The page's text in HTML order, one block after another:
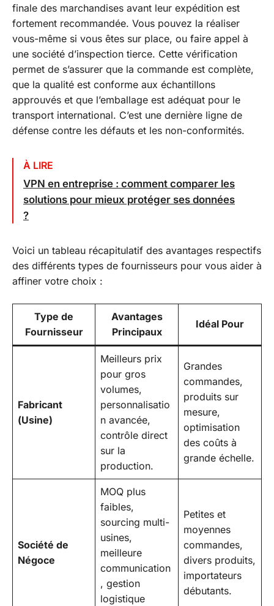
finale des marchandises avant leur expédition est
fortement recommandée. Vous pouvez la réaliser
vous-même si vous êtes sur place, ou faire appel à
une société d’inspection tierce. Cette vérification
permet de s’assurer que la commande est complète,
que la qualité est conforme aux échantillons
approuvés et que l’emballage est adéquat pour le
transport international. C’est une dernière ligne de
défense contre les défauts et les non-conformités.
À LIRE
VPN en entreprise : comment comparer les
solutions pour mieux protéger ses données
?
Voici un tableau récapitulatif des avantages respectifs
des différents types de fournisseurs pour vous aider à
affiner votre choix :
Type de
Fournisseur
Avantages
Principaux
Idéal Pour
Fabricant
(Usine)
Meilleurs prix
pour gros
volumes,
personnalisatio
n avancée,
contrôle direct
sur la
production.
Grandes
commandes,
produits sur
mesure,
optimisation
des coûts à
grande échelle.
Société de
Négoce
MOQ plus
faibles,
sourcing multi-
usines,
meilleure
communication
, gestion
logistique
Petites et
moyennes
commandes,
divers produits,
importateurs
débutants.